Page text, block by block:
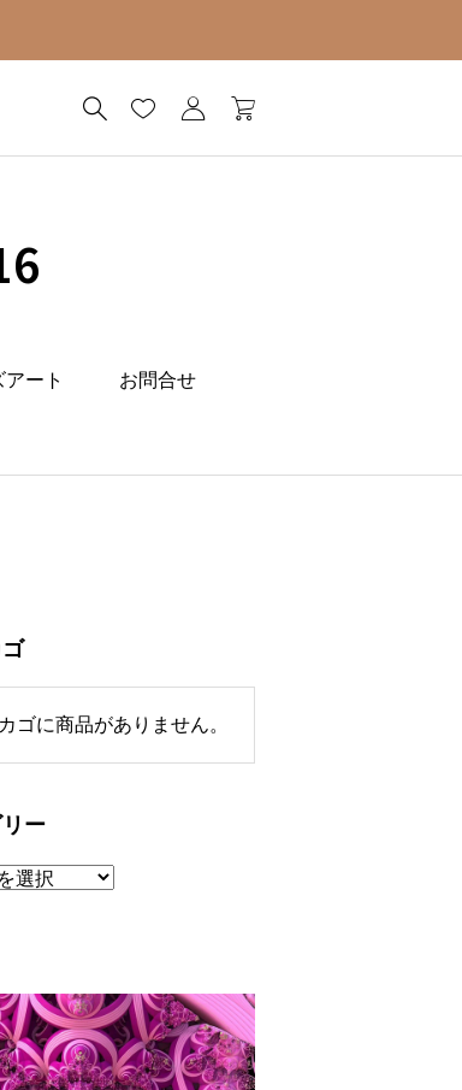
ート お問合せ
ゴに商品がありません。
ー